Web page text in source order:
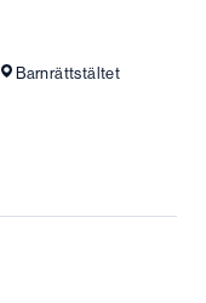
Barnrättstältet